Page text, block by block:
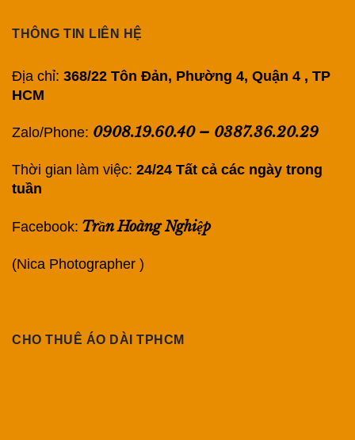
THÔNG TIN LIÊN HỆ
Địa chỉ: 368/22 Tôn Đản, Phường 4, Quận 4 , TP
HCM
Zalo/Phone: 0908.19.60.40– 0387.36.20.29
Thời gian làm việc: 24/24 Tất cả các ngày trong
tuần
Facebook: Trần Hoàng Nghiệp
(Nica Photographer )
CHO THUÊ ÁO DÀI TPHCM